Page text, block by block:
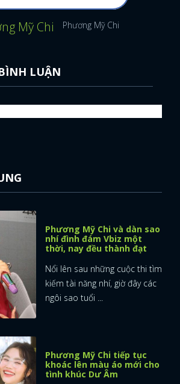
Mỹ Chi Phương Mỹ Chi
LUẬN
Phương Mỹ Chi và dàn sao
nhí đình đám Vbiz một
thời, nay đều thành đạt
Nổi lên sau những cuộc thi tìm
kiếm tài năng nhí, giờ đây các
ngôi sao tuổi ...
Phương Mỹ Chi tiếp tục
khoác lên màu áo mới cho
tình khúc Dư Âm